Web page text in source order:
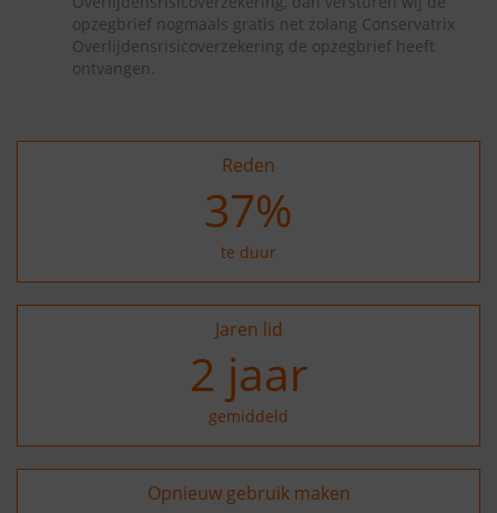
opzegbrief nogmaals gratis net zolang Conservatrix
Overlijdensrisicoverzekering de opzegbrief heeft
ontvangen.
Reden
37%
te duur
Jaren lid
2 jaar
gemiddeld
Opnieuw gebruik maken